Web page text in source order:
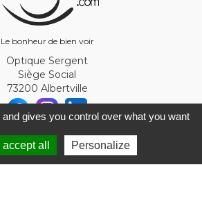
Le bonheur de bien voir
Optique Sergent
Siège Social
73200 Albertville
2026 - SIRET 32993919300010
gives you control over what you want
all
Personalize